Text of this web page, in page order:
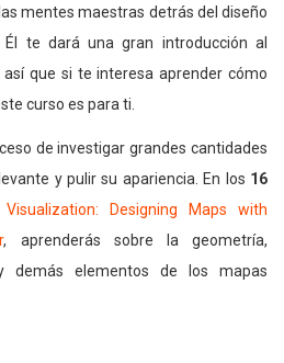
mentes maestras detrás del diseño
te dará una gran introducción al
que si te interesa aprender cómo
curso es para ti.
de investigar grandes cantidades
y pulir su apariencia. En los 16
Visualization: Designing Maps with
, aprenderás sobre la geometría,
demás elementos de los mapas